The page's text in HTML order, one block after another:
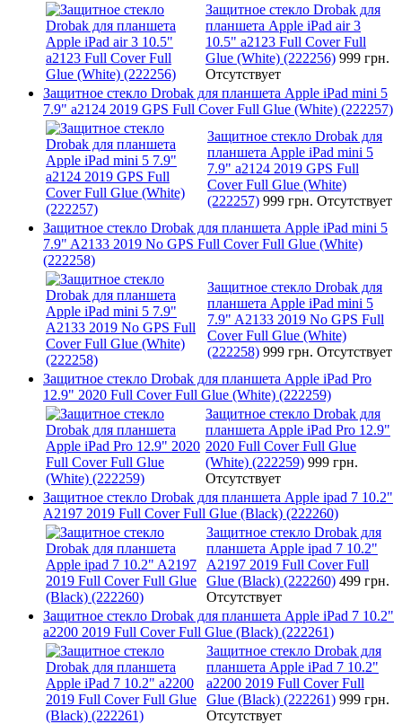
Защитное стекло Drobak для
планшета Apple iPad air 3
10.5" a2123 Full Cover Full
Glue (White) (222256) 999 грн.
Отсутствует
Защитное стекло Drobak для планшета Apple iPad mini 5
7.9" a2124 2019 GPS Full Cover Full Glue (White) (222257)
Защитное стекло Drobak для
планшета Apple iPad mini 5
7.9" a2124 2019 GPS Full
Cover Full Glue (White)
(222257) 999 грн. Отсутствует
Защитное стекло Drobak для планшета Apple iPad mini 5
7.9" A2133 2019 No GPS Full Cover Full Glue (White)
(222258)
Защитное стекло Drobak для
планшета Apple iPad mini 5
7.9" A2133 2019 No GPS Full
Cover Full Glue (White)
(222258) 999 грн. Отсутствует
Защитное стекло Drobak для планшета Apple iPad Pro
12.9" 2020 Full Cover Full Glue (White) (222259)
Защитное стекло Drobak для
планшета Apple iPad Pro 12.9"
2020 Full Cover Full Glue
(White) (222259) 999 грн.
Отсутствует
Защитное стекло Drobak для планшета Apple ipad 7 10.2"
A2197 2019 Full Cover Full Glue (Black) (222260)
Защитное стекло Drobak для
планшета Apple ipad 7 10.2"
A2197 2019 Full Cover Full
Glue (Black) (222260) 499 грн.
Отсутствует
Защитное стекло Drobak для планшета Apple iPad 7 10.2"
a2200 2019 Full Cover Full Glue (Black) (222261)
Защитное стекло Drobak для
планшета Apple iPad 7 10.2"
a2200 2019 Full Cover Full
Glue (Black) (222261) 999 грн.
Отсутствует